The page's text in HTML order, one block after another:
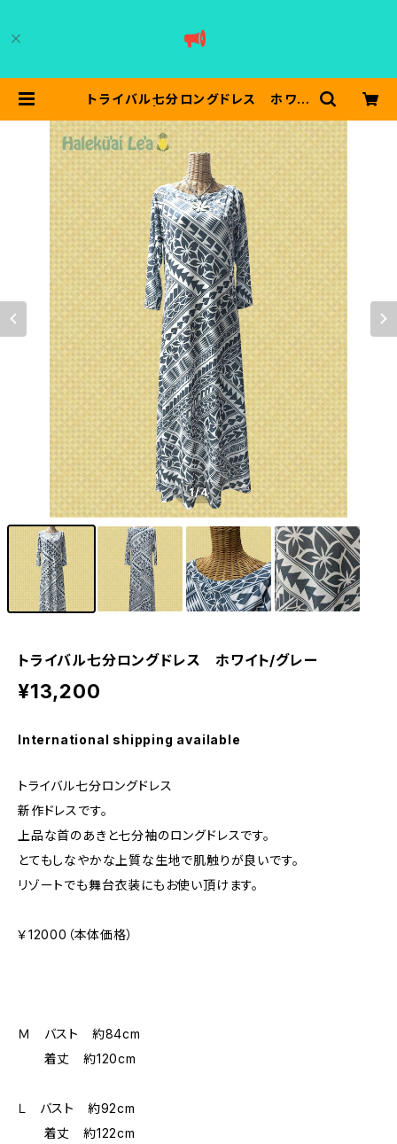
トライバル七分ロングドレス ホワイ
アイレア
1/4
トライバル七分ロングドレス ホワイト/グレー
¥13,200
International shipping available
トライバル七分ロングドレス
新作ドレスです。
上品な首のあきと七分袖のロングドレスです。
とてもしなやかな上質な生地で肌触りが良いです。
リゾートでも舞台衣装にもお使い頂けます。
￥12000（本体価格）
Ｍ バスト 約84cm
着丈 約120cm
Ｌ バスト 約92cm
着丈 約122cm